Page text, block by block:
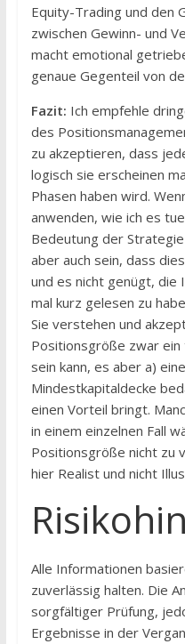
Equity-Trading und den
zwischen Gewinn- und
macht emotional
genaue Gegenteil von
Fazit: Ich empfehle
des
zu akzeptieren, dass
logisch sie erscheinen
Phasen haben wird.
anwenden, wie ich es
Bedeutung der
aber auch sein, dass
und es nicht genügt, die
mal kurz gelesen zu
Sie verstehen und
Positionsgröße zwar
sein kann, es aber a)
Mindestkapitaldecke
einen Vorteil bringt.
in einem einzelnen Fall
Positionsgröße nicht zu
hier Realist und nicht
Alle Informationen
zuverlässig halten. Die
sorgfältiger Prüfung,
Ergebnisse in der